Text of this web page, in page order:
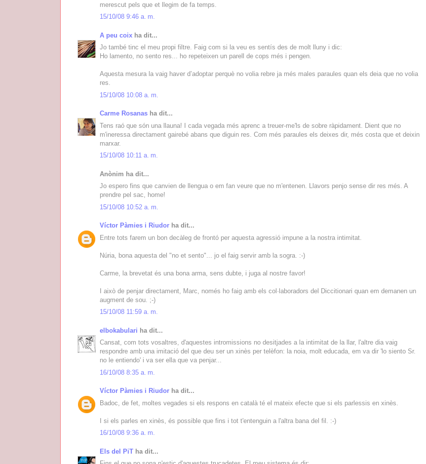
merescut pels que et llegim de fa temps.
15/10/08 9:46 a. m.
A peu coix ha dit...
Jo també tinc el meu propi filtre. Faig com si la veu es sentís des de molt lluny i dic:
Ho lamento, no sento res... ho repeteixen un parell de cops més i pengen.
Aquesta mesura la vaig haver d’adoptar perquè no volia rebre ja més males paraules quan els deia que no volia
res.
15/10/08 10:08 a. m.
Carme Rosanas ha dit...
Tens raó que són una llauna! I cada vegada més aprenc a treuer-me'ls de sobre ràpidament. Dient que no
m'ineressa directament gairebé abans que diguin res. Com més paraules els deixes dir, més costa que et deixin
marxar.
15/10/08 10:11 a. m.
Anònim ha dit...
Jo espero fins que canvien de llengua o em fan veure que no m'entenen. Llavors penjo sense dir res més. A
prendre pel sac, home!
15/10/08 10:52 a. m.
Víctor Pàmies i Riudor ha dit...
Entre tots farem un bon decàleg de frontó per aquesta agressió impune a la nostra intimitat.
Núria, bona aquesta del "no et sento"... jo el faig servir amb la sogra. :-)
Carme, la brevetat és una bona arma, sens dubte, i juga al nostre favor!
I això de penjar directament, Marc, només ho faig amb els col·laboradors del Diccitionari quan em demanen un
augment de sou. ;-)
15/10/08 11:59 a. m.
elbokabulari ha dit...
Cansat, com tots vosaltres, d'aquestes intromissions no desitjades a la intimitat de la llar, l'altre dia vaig
respondre amb una imitació del que deu ser un xinès per telèfon: la noia, molt educada, em va dir 'lo siento Sr.
no le entiendo' i va ser ella que va penjar...
16/10/08 8:35 a. m.
Víctor Pàmies i Riudor ha dit...
Badoc, de fet, moltes vegades si els respons en català té el mateix efecte que si els parlessis en xinès.
I si els parles en xinès, és possible que fins i tot t'entenguin a l'altra bana del fil. :-)
16/10/08 9:36 a. m.
Els del PiT ha dit...